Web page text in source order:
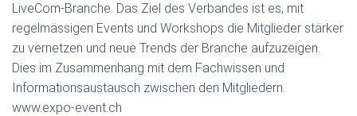
LiveCom-Branche. Das Ziel des Verbandes ist es, mit
regelmässigen Events und Workshops die Mitglieder stärker
zu vernetzen und neue Trends der Branche aufzuzeigen.
Dies im Zusammenhang mit dem Fachwissen und
Informationsaustausch zwischen den Mitgliedern.
www.expo-event.ch